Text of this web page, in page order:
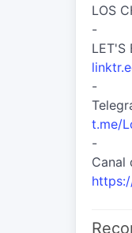
LOS
-
LET'S
-
t.me/
-
Canal